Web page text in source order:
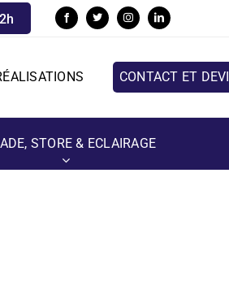
CONTACT ET
STORE & ECLAIRAGE